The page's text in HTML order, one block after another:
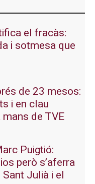
el fracàs:
i sotmesa que
de 23 mesos:
i en clau
de TVE
Puigtió:
però s’aferra
Julià i el